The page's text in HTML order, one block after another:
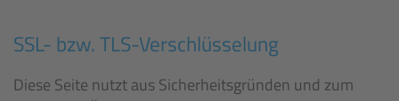
SSL- bzw. TLS-Verschlüsselung
Diese Seite nutzt aus Sicherheitsgründen und zum